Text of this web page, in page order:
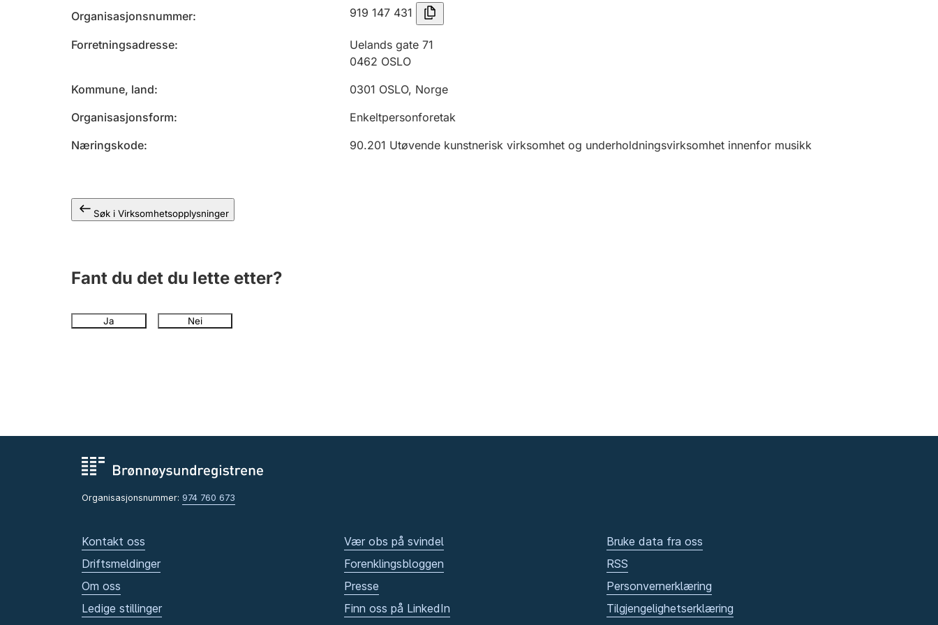
Organisasjonsnummer 919 147 431
Forretningsadresse
Uelands gate 71
0462 OSLO
Kommune, land
0301 OSLO, Norge
Organisasjonsform
Enkeltpersonforetak
Næringskode
90.201 Utøvende kunstnerisk virksomhet og underholdningsvirksomhet innenfor musikk
Søk i Virksomhetsopplysninger
Fant du det du lette etter?
Ja Nei
Organisasjonsnummer: 974 760 673
Kontakt oss
Driftsmeldinger
Om oss
Ledige stillinger
Vær obs på svindel
Forenklingsbloggen
Presse
Finn oss på LinkedIn
Bruke data fra oss
RSS
Personvernerklæring
Tilgjengelighetserklæring